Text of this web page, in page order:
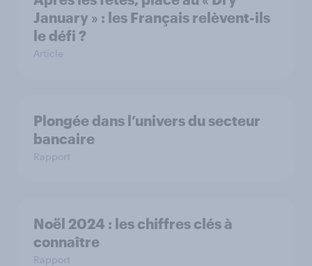
January » : les Français relèvent-ils
le défi ?
Article
Plongée dans l’univers du secteur
bancaire
Rapport
Noël 2024 : les chiffres clés à
connaître
Rapport